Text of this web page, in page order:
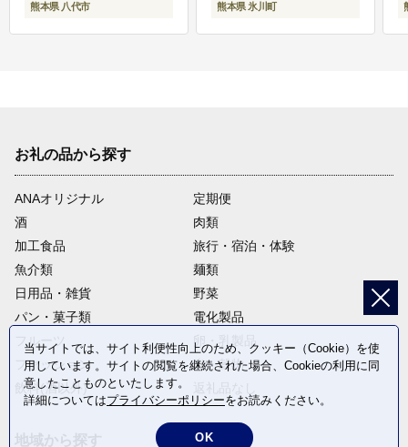
熊本県 八代市 熊本県 氷川町
お礼の品から探す
ANAオリジナル
定期便
酒
肉類
加工食品
旅行・宿泊・体験
魚介類
麺類
日用品・雑貨
野菜
パン・菓子類
電化製品
フルーツ
卵・乳製品
ファッション
米・穀物
飲料(酒以外)
当サイトでは、サイト利便性向上のため、クッキー（Cookie）を使
用しています。サイトの閲覧を継続された場合、Cookieの利用に同
意したことものといたします。
詳細についてはプライバシーポリシーをお読みください。
OK